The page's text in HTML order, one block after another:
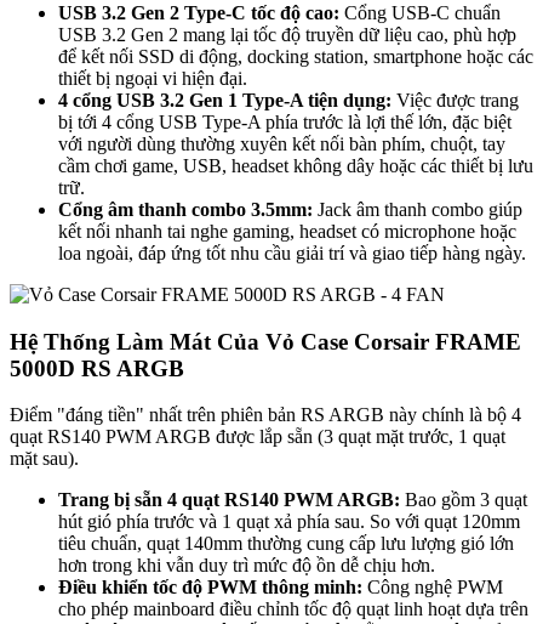
USB 3.2 Gen 2 Type-C tốc độ cao: Cổng USB-C chuẩn
USB 3.2 Gen 2 mang lại tốc độ truyền dữ liệu cao, phù hợp
để kết nối SSD di động, docking station, smartphone hoặc các
thiết bị ngoại vi hiện đại.
4 cổng USB 3.2 Gen 1 Type-A tiện dụng: Việc được trang
bị tới 4 cổng USB Type-A phía trước là lợi thế lớn, đặc biệt
với người dùng thường xuyên kết nối bàn phím, chuột, tay
cầm chơi game, USB, headset không dây hoặc các thiết bị lưu
trữ.
Cổng âm thanh combo 3.5mm: Jack âm thanh combo giúp
kết nối nhanh tai nghe gaming, headset có microphone hoặc
loa ngoài, đáp ứng tốt nhu cầu giải trí và giao tiếp hàng ngày.
Hệ Thống Làm Mát Của Vỏ Case Corsair FRAME
5000D RS ARGB
Điểm "đáng tiền" nhất trên phiên bản RS ARGB này chính là bộ 4
quạt RS140 PWM ARGB được lắp sẵn (3 quạt mặt trước, 1 quạt
mặt sau).
Trang bị sẵn 4 quạt RS140 PWM ARGB: Bao gồm 3 quạt
hút gió phía trước và 1 quạt xả phía sau. So với quạt 120mm
tiêu chuẩn, quạt 140mm thường cung cấp lưu lượng gió lớn
hơn trong khi vẫn duy trì mức độ ồn dễ chịu hơn.
Điều khiển tốc độ PWM thông minh: Công nghệ PWM
cho phép mainboard điều chỉnh tốc độ quạt linh hoạt dựa trên